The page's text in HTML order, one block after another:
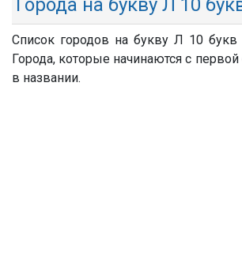
Города на букву Л 10
Список городов на букву Л 10 букв
Города, которые начинаются с
в названии.